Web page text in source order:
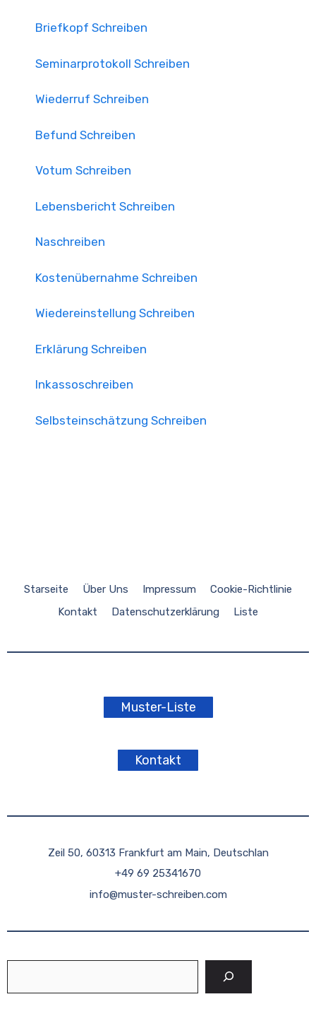
Briefkopf Schreiben
Seminarprotokoll Schreiben
Wiederruf Schreiben
Befund Schreiben
Votum Schreiben
Lebensbericht Schreiben
Naschreiben
Kostenübernahme Schreiben
Wiedereinstellung Schreiben
Erklärung Schreiben
Inkassoschreiben
Selbsteinschätzung Schreiben
Starseite Über Uns Impressum
Cookie-Richtlinie
Kontakt
Datenschutzerklärung Liste
Muster-Liste
Kontakt
Zeil 50, 60313 Frankfurt am Main, Deutschlan
+49 69 25341670
info@muster-schreiben.com